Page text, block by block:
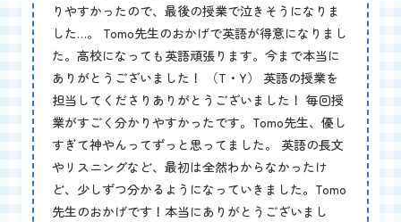
りやすかったので、最後の授業で泣きそうになりま
した…。 Tomo先生のおかげで英語が得意になりまし
た。高校になっても英語頑張ります。今まで本当に
ありがとうございました！ （T・Y） 英語の授業を
担当してくださりありがとうございました！ 毎回授
業がすごく分かりやすかったです。Tomo先生、優し
すぎて神やんってずっと思ってました。 英語の長文
やリスニングなど、最初は全然わからなかったけ
ど、少しずつ分かるようになっていきました。Tomo
先生のおかげです！本当にありがとうございまし